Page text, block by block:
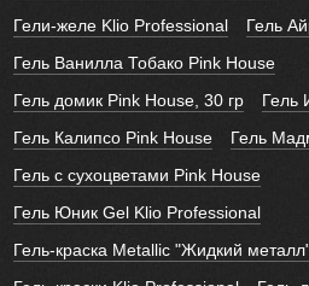
Гели-желе Klio Professional
Гель
Гель Ванилла Тобако Pink House
Гель домик Pink House, 30 гр
Гель
Гель Калипсо Pink House
Гель
Гель с сухоцветами Pink House
Гель Юник Gel Klio Professional
Гель-краска Metallic "Жидкий